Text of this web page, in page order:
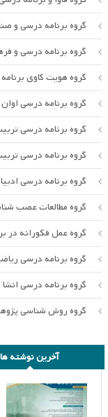
گروه برنامه درسی و
گروه برنامه درسی و
گروه هویت کاوی
گروه برنامه درسی
گروه برنامه درسی
گروه برنامه درسی
گروه برنامه درسی
گروه مطالعات عصب
گروه عمل فکورانه در
گروه برنامه درسی
گروه برنامه درسی
گروه روش شناسی
آخرین نوشته ها